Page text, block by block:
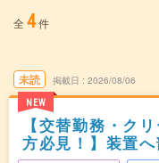
全 4件
未読
NEW
掲載日 2026/08/06
【交替勤務・ク
方必見！】装置